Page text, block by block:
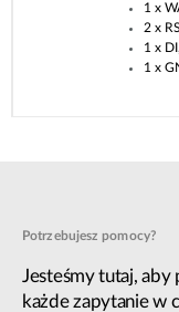
1 x
2 x
1 x
1 x
Potrzebujesz pomocy?
Jesteśmy tutaj, aby
każde zapytanie w